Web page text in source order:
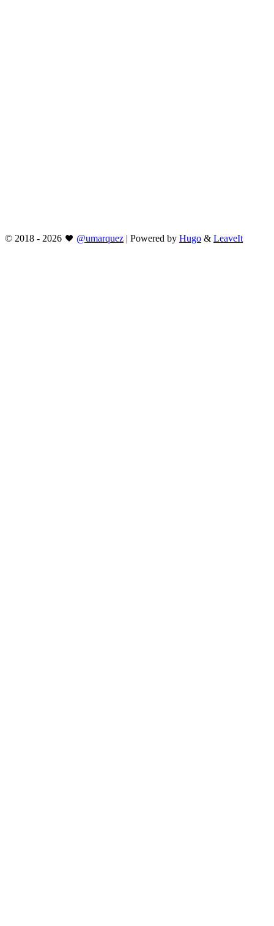
© 2018 - 2026 @umarquez | Powered by Hugo & LeaveIt